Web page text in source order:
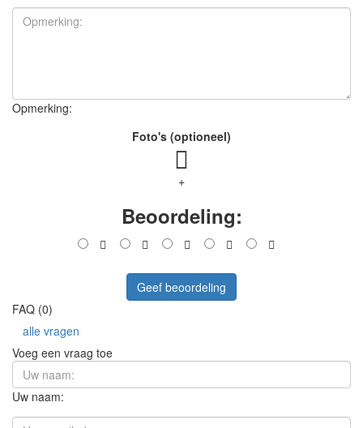
Opmerking:
Foto's (optioneel)
+
Beoordeling:
Geef beoordeling
FAQ (0)
alle vragen
Voeg een vraag toe
Uw naam: